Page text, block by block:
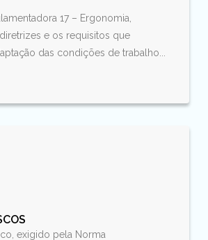
17 – Ergonomia,
e os requisitos que
das condições de trabalho...
exigido pela Norma